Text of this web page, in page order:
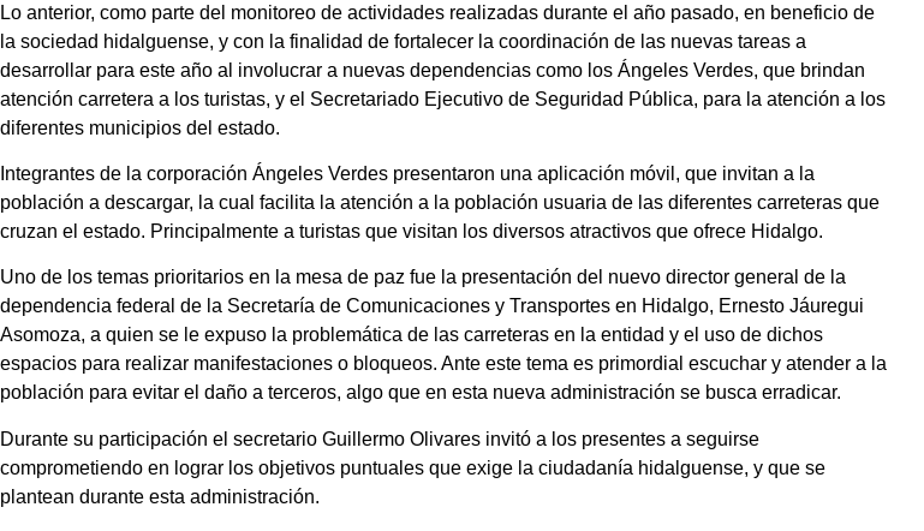
Lo anterior, como parte del monitoreo de actividades realizadas durante el año pasado, en beneficio de
la sociedad hidalguense, y con la finalidad de fortalecer la coordinación de las nuevas tareas a
desarrollar para este año al involucrar a nuevas dependencias como los Ángeles Verdes, que brindan
atención carretera a los turistas, y el Secretariado Ejecutivo de Seguridad Pública, para la atención a los
diferentes municipios del estado.
Integrantes de la corporación Ángeles Verdes presentaron una aplicación móvil, que invitan a la
población a descargar, la cual facilita la atención a la población usuaria de las diferentes carreteras que
cruzan el estado. Principalmente a turistas que visitan los diversos atractivos que ofrece Hidalgo.
Uno de los temas prioritarios en la mesa de paz fue la presentación del nuevo director general de la
dependencia federal de la Secretaría de Comunicaciones y Transportes en Hidalgo, Ernesto Jáuregui
Asomoza, a quien se le expuso la problemática de las carreteras en la entidad y el uso de dichos
espacios para realizar manifestaciones o bloqueos. Ante este tema es primordial escuchar y atender a la
población para evitar el daño a terceros, algo que en esta nueva administración se busca erradicar.
Durante su participación el secretario Guillermo Olivares invitó a los presentes a seguirse
comprometiendo en lograr los objetivos puntuales que exige la ciudadanía hidalguense, y que se
plantean durante esta administración.